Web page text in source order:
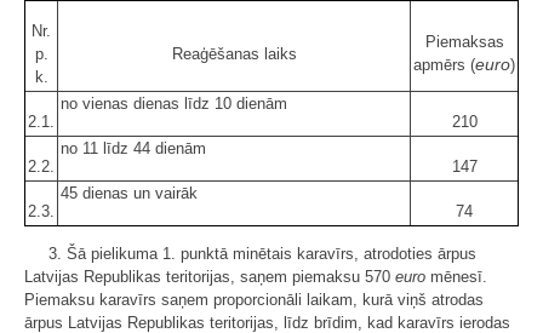
Nr.
p.
k.
Reaģēšanas laiks
Piemaksas
apmērs (euro)
2.1.
no vienas dienas līdz 10 dienām
210
2.2.
no 11 līdz 44 dienām
147
2.3.
45 dienas un vairāk
74
3. Šā pielikuma 1. punktā minētais karavīrs, atrodoties ārpus
Latvijas Republikas teritorijas, saņem piemaksu 570 euro mēnesī.
Piemaksu karavīrs saņem proporcionāli laikam, kurā viņš atrodas
ārpus Latvijas Republikas teritorijas, līdz brīdim, kad karavīrs ierodas